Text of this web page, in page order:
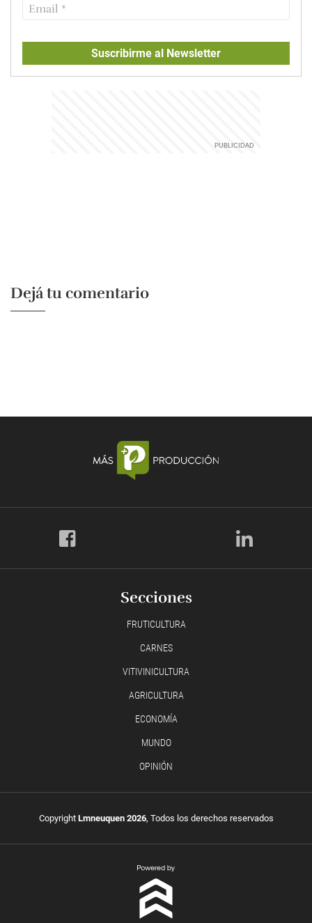
Suscribirme al Newsletter
Dejá tu comentario
Secciones
FRUTICULTURA
CARNES
VITIVINICULTURA
AGRICULTURA
ECONOMÍA
MUNDO
OPINIÓN
Copyright Lmneuquen 2026, Todos los derechos reservados